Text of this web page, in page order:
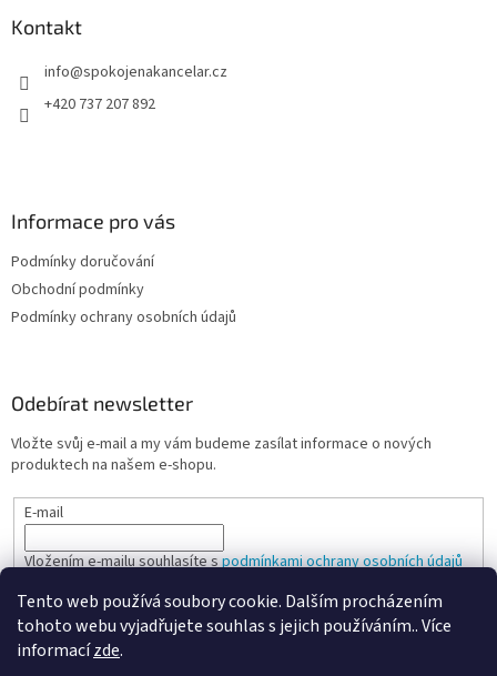
Tento web používá soubory cookie. Dalším procházením
tohoto webu vyjadřujete souhlas s jejich používáním.. Více
informacízde.
Kontakt
info@spokojenakancelar.cz
+420 737 207 892
Informace pro vás
Podmínky doručování
Obchodní podmínky
Podmínky ochrany osobních údajů
Odebírat newsletter
Vložte svůj e-mail a my vám budeme zasílat informace o nových
produktech na našem e-shopu.
E-mail
Vložením e-mailu souhlasíte spodmínkami ochrany osobních údajů
PŘIHLÁSIT SE